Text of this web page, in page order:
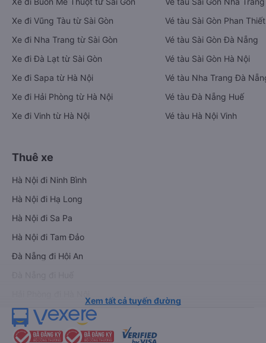
Xe đi Vũng Tàu từ Sài Gòn
Xe đi Nha Trang từ Sài Gòn
Xe đi Đà Lạt từ Sài Gòn
Xe đi Sapa từ Hà Nội
Xe đi Hải Phòng từ Hà Nội
Xe đi Vinh từ Hà Nội
Vé tàu Sài Gòn Phan Thiết
Vé tàu Sài Gòn Đà Nẵng
Vé tàu Sài Gòn Hà Nội
Vé tàu Nha Trang Đà
Vé tàu Đà Nẵng Huế
Vé tàu Hà Nội Vinh
Thuê xe
Hà Nội đi Ninh Bình
Hà Nội đi Hạ Long
Hà Nội đi Sa Pa
Hà Nội đi Tam Đảo
Đà Nẵng đi Hội An
Xem tất cả tuyến đường